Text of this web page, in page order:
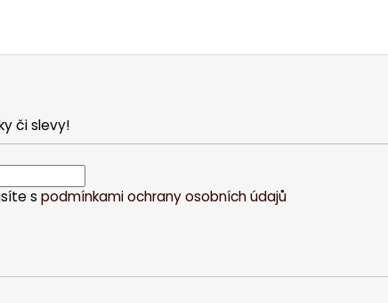
či slevy!
s podmínkami ochrany osobních údajů